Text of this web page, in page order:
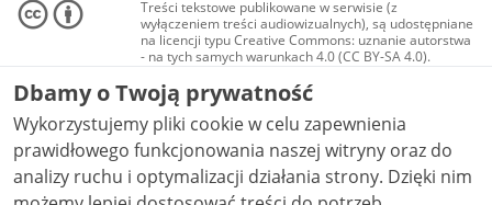
Treści tekstowe publikowane w serwisie (z
wyłączeniem treści audiowizualnych), są udostępniane
na licencji typu Creative Commons: uznanie autorstwa
- na tych samych warunkach 4.0 (CC BY-SA 4.0).
Materiały audiowizualne, w tym zdjęcia, materiały
audio i wideo, są udostępniane na licencji typu
Creative Commons: uznanie autorstwa użycie
niekomercyjne - bez utworów zależnych 4.0 (CC BY-
NC-ND 4.0), o ile nie jest to stwierdzone inaczej.
Dbamy o Twoją prywatność
Wykorzystujemy pliki cookie w celu zapewnienia
prawidłowego funkcjonowania naszej witryny oraz do
analizy ruchu i optymalizacji działania strony. Dzięki nim